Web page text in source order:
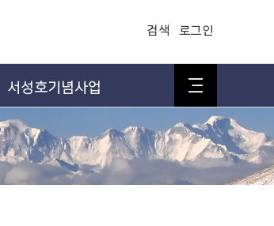
검색 로그인
서성호기념사업